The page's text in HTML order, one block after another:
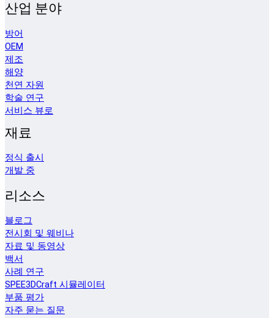
산업 분야
방어
OEM
제조
해양
천연 자원
학술 연구
서비스 뷰로
재료
정식 출시
개발 중
리소스
블로그
전시회 및 웨비나
자료 및 동영상
백서
사례 연구
SPEE3DCraft 시뮬레이터
부품 평가
자주 묻는 질문